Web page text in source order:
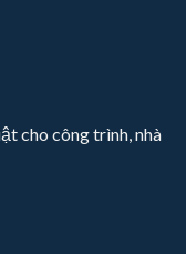
cho công trình, nhà